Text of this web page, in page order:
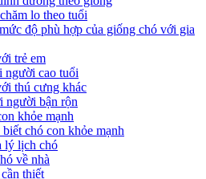
lo theo tuổi
độ phù hợp của giống chó với gia
trẻ em
người cao tuổi
thú cưng khác
người bận rộn
khỏe mạnh
chó con khỏe mạnh
lý lịch chó
về nhà
thiết